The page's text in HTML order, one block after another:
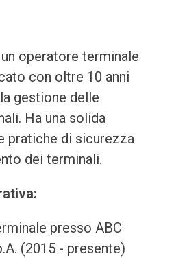
operatore terminale
con oltre 10 anni
gestione delle
Ha una solida
pratiche di sicurezza
dei terminali.
presso ABC
(2015 - presente)